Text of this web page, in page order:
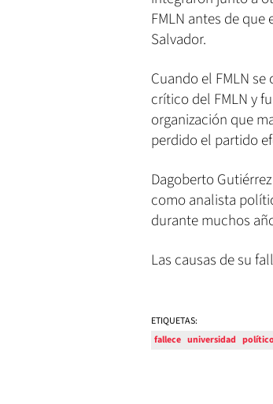
FMLN antes de
Salvador.
Cuando el FMLN
crítico del FMLN y
organización que
perdido el partido
Dagoberto
como analista
durante muchos
Las causas de su
ETIQUETAS:
fallece universidad